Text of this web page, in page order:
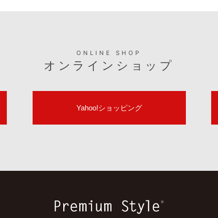
ONLINE SHOP
オンラインショップ
Yahoo!ショッピング